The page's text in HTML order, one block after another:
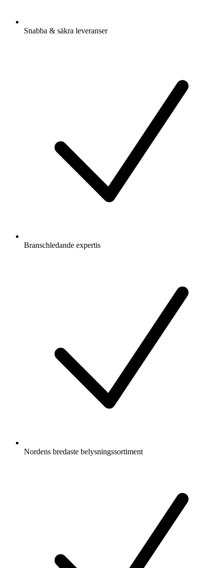
Snabba & säkra leveranser
Branschledande expertis
Nordens bredaste belysningssortiment